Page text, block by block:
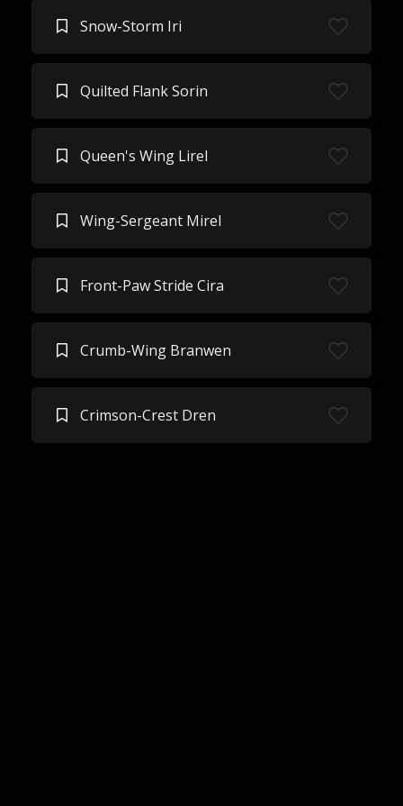
Snow-Storm Iri
Quilted Flank Sorin
Queen's Wing Lirel
Wing-Sergeant Mirel
Front-Paw Stride Cira
Crumb-Wing Branwen
Crimson-Crest Dren